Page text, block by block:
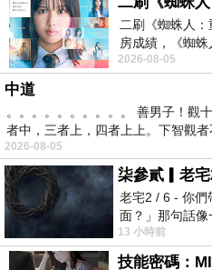
二刷《蜘蛛人
房成績，《蜘
《復仇者聯盟：
2026-08-05
中道
。。。。。。。。。。 善男子！觀
者中，三者上，四者上上。下智觀者
2026-08-05
柒參貳▎老宅
老宅2 / 6 - 你們
面？」那句話
死盯著照片裡的
13 小時前